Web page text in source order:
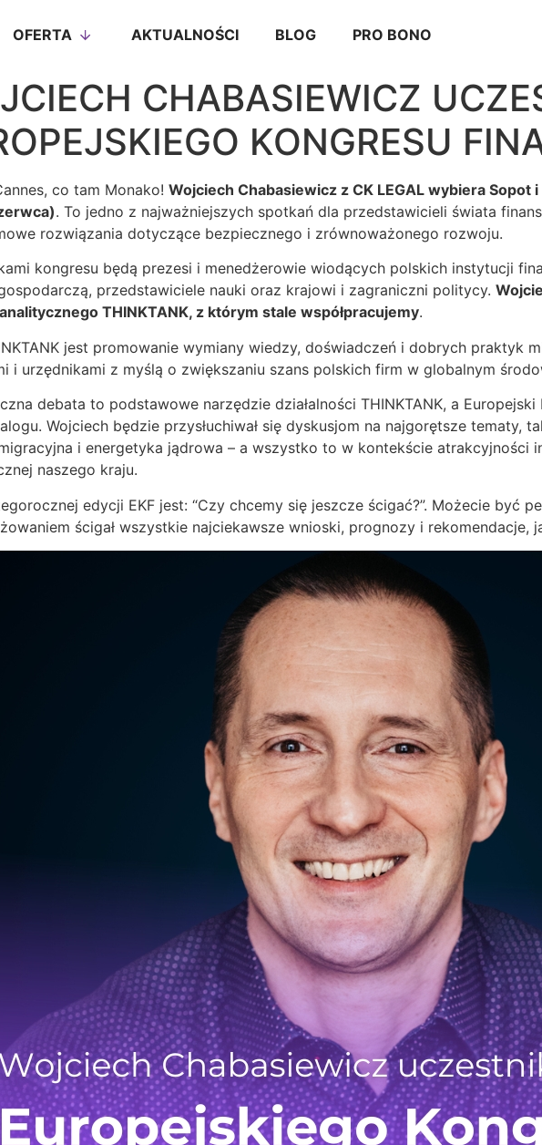
OFERTA AKTUALNOŚCI BLOG PRO BONO
CHABASIEWICZ
KONGRESU
co tam Monako! Wojciech Chabasiewicz z CK LEGAL wybiera Sopot
. To jedno z najważniejszych spotkań dla przedstawicieli świata
rozwiązania dotyczące bezpiecznego i zrównoważonego rozwoju.
kongresu będą prezesi i menedżerowie wiodących polskich instytucji
przedstawiciele nauki oraz krajowi i zagraniczni politycy.
THINKTANK, z którym stale współpracujemy.
jest promowanie wymiany wiedzy, doświadczeń i dobrych praktyk
i urzędnikami z myślą o zwiększaniu szans polskich firm w globalnym
debata to podstawowe narzędzie działalności THINKTANK, a
Wojciech będzie przysłuchiwał się dyskusjom na najgorętsze tematy,
i energetyka jądrowa – a wszystko to w kontekście atrakcyjności
naszego kraju.
edycji EKF jest: “Czy chcemy się jeszcze ścigać?”. Możecie być
ścigał wszystkie najciekawsze wnioski, prognozy i rekomendacje,